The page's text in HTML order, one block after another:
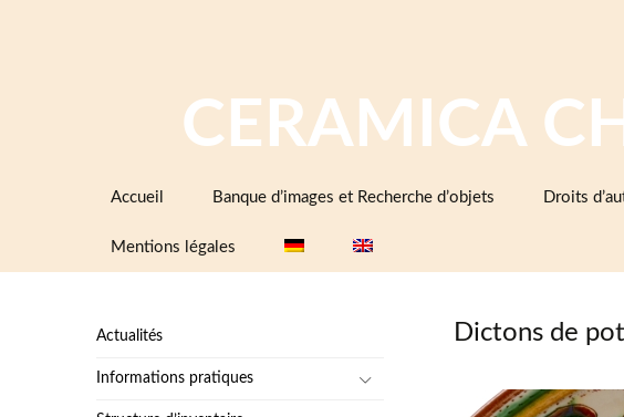
CERAMICA CH
contenu
Accueil Banque d’images et Recherche d’objets Droits
Mentions légales
Dictons de
Actualités
Informations pratiques